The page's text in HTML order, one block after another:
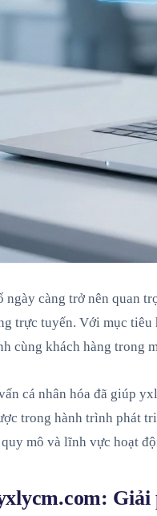
càng trở nên quan
trực tuyến. Với mục
cùng khách hàng trong
cá nhân hóa đã giúp
trong hành trình phát
mô và lĩnh vực hoạt
Giải